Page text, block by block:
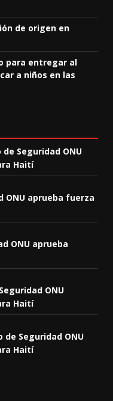
de origen en
para entregar al
a niños en las
de Seguridad ONU
Haití
ONU aprueba fuerza
ONU aprueba
ONU
Haití
de Seguridad ONU
Haití